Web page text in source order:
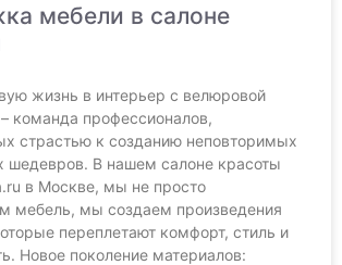
мебели в салоне
жизнь в интерьер с велюровой
команда профессионалов,
страстью к созданию неповторимых
шедевров. В нашем салоне красоты
в Москве, мы не просто
мебель, мы создаем произведения
переплетают комфорт, стиль и
Новое поколение материалов: